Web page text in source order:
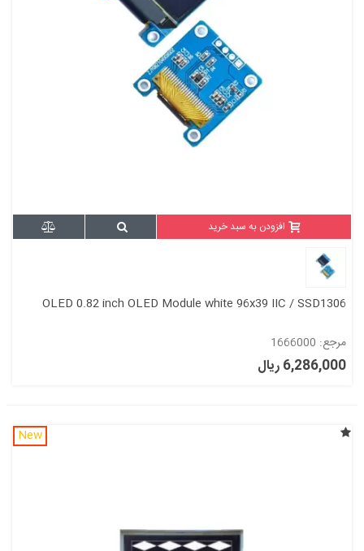
افزودن به سبد خرید
OLED 0.82 inch OLED Module white 96x39 IIC / SSD1306
مرجع: 1666000
6,286,000 ریال
New